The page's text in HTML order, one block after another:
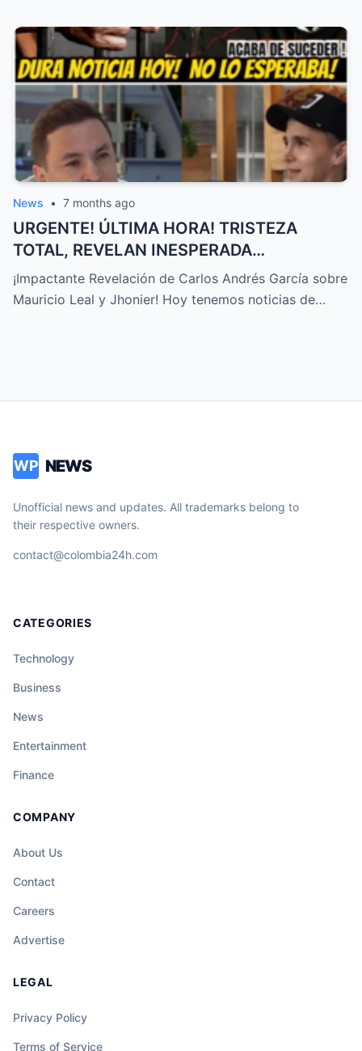
News • 7 months ago
URGENTE! ÚLTIMA HORA! TRISTEZA
TOTAL, REVELAN INESPERADA
DECLARACIÓN Sobre MAURICIO LEAL,
JHONIER… – HTT
¡Impactante Revelación de Carlos Andrés García sobre
Mauricio Leal y Jhonier! Hoy tenemos noticias de…
WP NEWS
Unofficial news and updates. All trademarks belong to
their respective owners.
contact@colombia24h.com
CATEGORIES
Technology
Business
News
Entertainment
Finance
COMPANY
About Us
Contact
Careers
Advertise
LEGAL
Privacy Policy
Terms of Service